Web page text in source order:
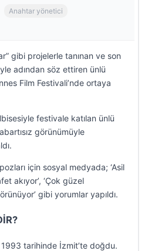
Anahtar yönetici
gibi projelerle tanınan ve son
adından söz ettiren ünlü
Film Festivali’nde ortaya
festivale katılan ünlü
görünümüyle
için sosyal medyada; ‘Asil
akıyor’, ‘Çok güzel
gibi yorumlar yapıldı.
tarihinde İzmit’te doğdu.